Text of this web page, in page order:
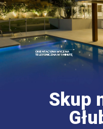
ORIENTACYJNA WYCENA
TELEFONICZNA W 1 MINUTĘ
Skup